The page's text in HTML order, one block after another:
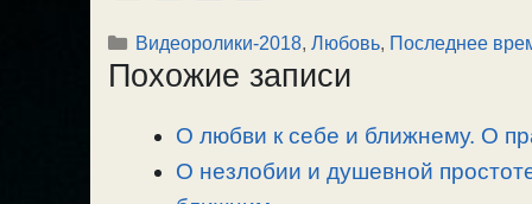
p
y
l
e
r
a
m
c
e
o
o
k
п
р
в
и
т
Рубрики
Видеоролики-2018, Любовь, Последнее
Похожие записи
О любви к себе и ближнему. О
О незлобии и душевной